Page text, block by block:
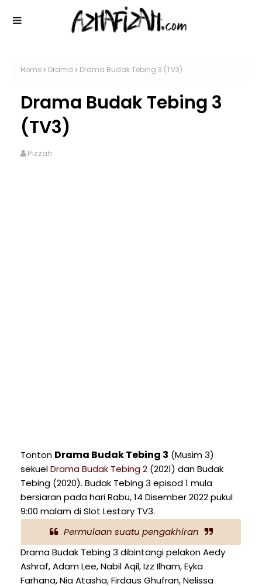
Home Drama Drama Budak Tebing 3 (TV3)
Drama Budak Tebing 3
(TV3)
Pizzah
Tonton Drama Budak Tebing 3 (Musim 3)
sekuelDrama Budak Tebing 2 (2021) dan Budak
Tebing (2020). Budak Tebing 3 episod 1 mula
bersiaran pada hari Rabu, 14 Disember 2022 pukul
9:00 malam di Slot Lestary TV3.
Permulaan suatu pengakhiran
Drama Budak Tebing 3 dibintangi pelakon Aedy
Ashraf, Adam Lee, Nabil Aqil, Izz Ilham, Eyka
Farhana, Nia Atasha, Firdaus Ghufran, Nelissa